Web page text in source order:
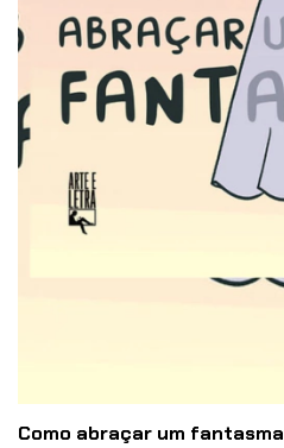
Como abraçar um fantasma